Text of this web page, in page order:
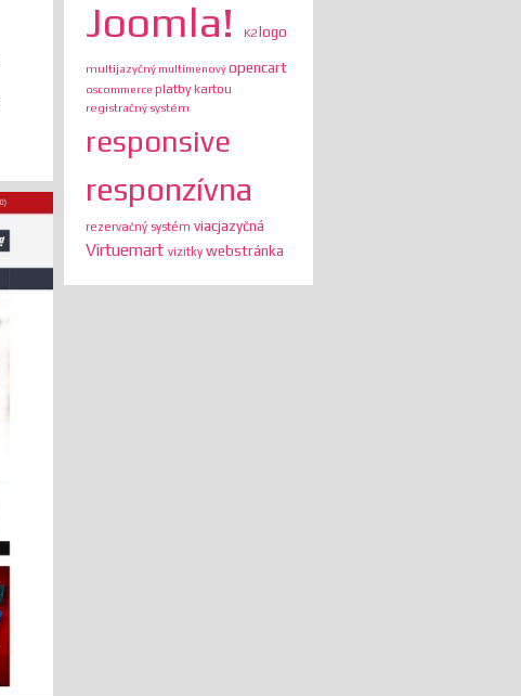
Joomla! K2logo
multijazyčný multimenovýopencart
oscommerce platby kartou
registračný systém
responsive
responzívna
rezervačný systém viacjazyčná
Virtuemart vizitky webstránka